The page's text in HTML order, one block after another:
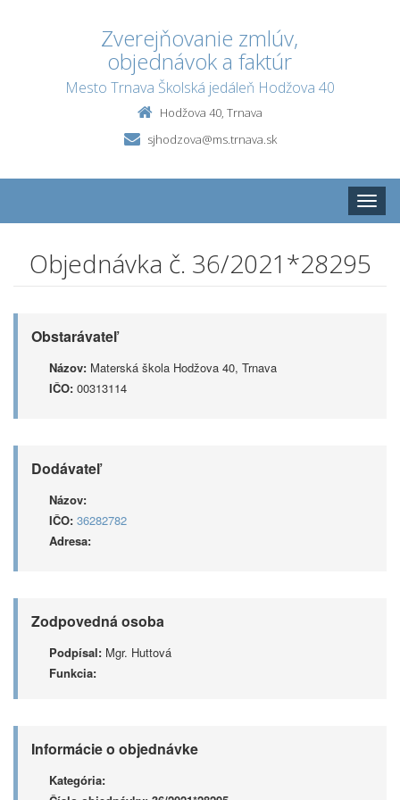
Zverejňovanie zmlúv,
objednávok a faktúr
Mesto Trnava Školská jedáleň Hodžova 40
Hodžova 40, Trnava
sjhodzova@ms.trnava.sk
Toggle
Objednávka č. 36/2021*28295
Obstarávateľ
Názov: Materská škola Hodžova 40, Trnava
IČO: 00313114
Dodávateľ
Názov:
IČO: 36282782
Adresa:
Zodpovedná osoba
Podpísal: Mgr. Huttová
Funkcia:
Informácie o objednávke
Kategória: